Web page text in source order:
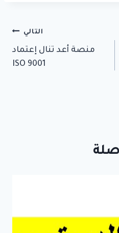
التالي
منصة أعد تنال إعتماد
ISO 9001